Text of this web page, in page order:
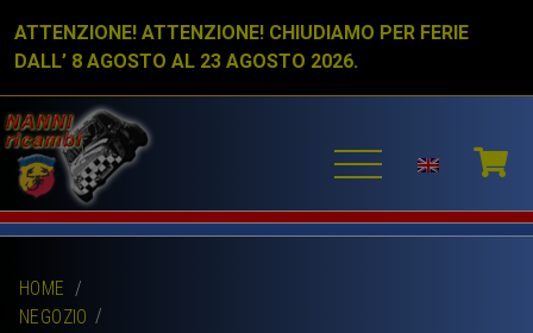
ATTENZIONE! ATTENZIONE! CHIUDIAMO PER FERIE
DALL’ 8 AGOSTO AL 23 AGOSTO 2026.
HOME /
NEGOZIO